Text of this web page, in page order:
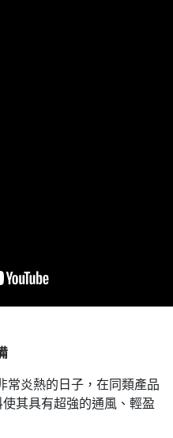
常炎熱的日子，在同類產品
其具有超強的通風、輕盈